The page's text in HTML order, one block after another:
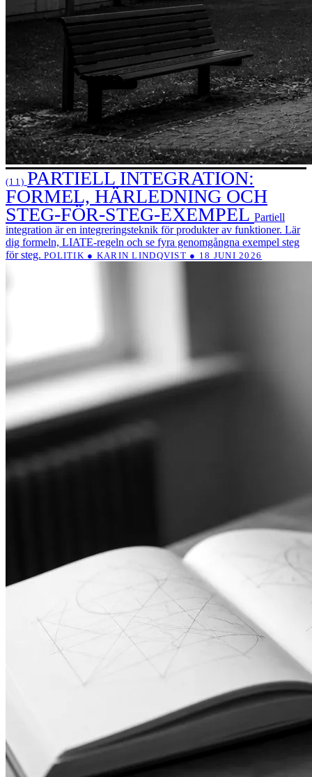
(11) PARTIELL INTEGRATION:
FORMEL, HÄRLEDNING OCH
STEG-FÖR-STEG-EXEMPEL Partiell
integration är en integreringsteknik för produkter av funktioner. Lär
dig formeln, LIATE-regeln och se fyra genomgångna exempel steg
för steg. POLITIK ● KARIN LINDQVIST ● 18 JUNI 2026